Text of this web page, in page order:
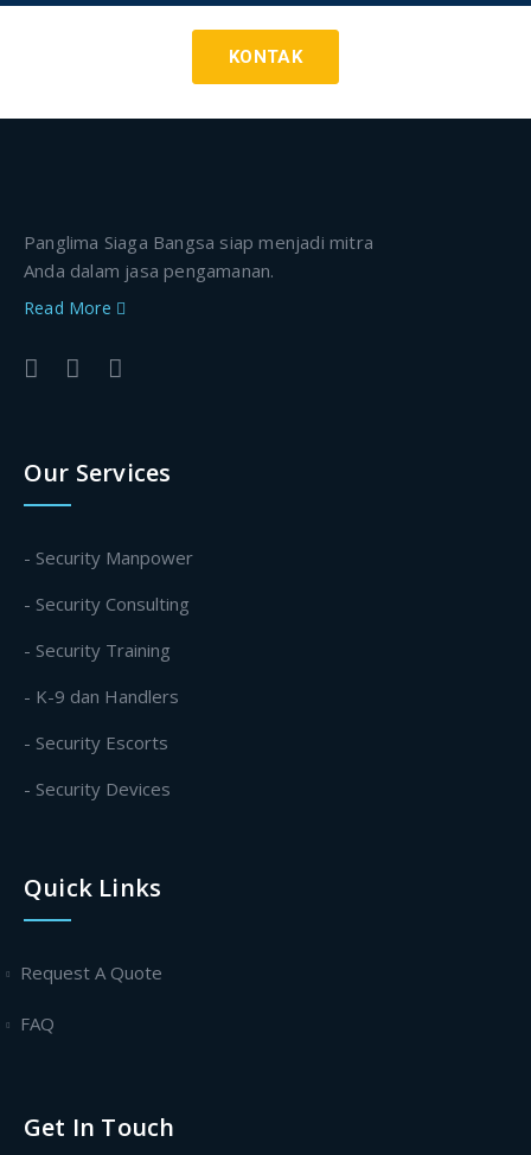
KONTAK
Panglima Siaga Bangsa siap menjadi mitra
Anda dalam jasa pengamanan.
Read More
Our Services
- Security Manpower
- Security Consulting
- Security Training
- K-9 dan Handlers
- Security Escorts
- Security Devices
Quick Links
Request A Quote
FAQ
Get In Touch